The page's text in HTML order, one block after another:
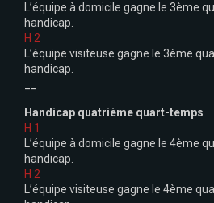
L’équipe à domicile gagne le 3ème
handicap.
H 2
L’équipe visiteuse gagne le 3ème
handicap.
Handicap quatrième quart-temps
H 1
L’équipe à domicile gagne le 4ème
handicap.
H 2
L’équipe visiteuse gagne le 4ème